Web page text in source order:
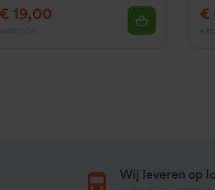
€ 19,00 €
Wij leveren op